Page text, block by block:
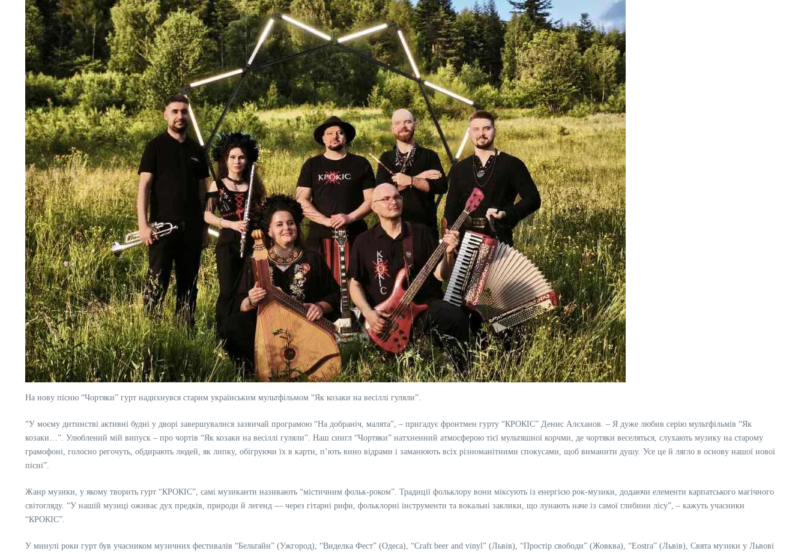
На нову пісню “Чортяки” гурт надихнувся старим українським мультфільмом “Як козаки на весіллі гуляли”.
“У моєму дитинстві активні будні у дворі завершувалися зазвичай програмою “На добраніч, малята”, – пригадує фронтмен гурту “КРОКІС” Денис Алєханов. – Я дуже любив серію мультфільмів “Як
козаки…”. Улюблений мій випуск – про чортів “Як козаки на весіллі гуляли”. Наш сингл “Чортяки” натхненний атмосферою тієї мультяшної корчми, де чортяки веселяться, слухають музику на старому
грамофоні, голосно регочуть, обдирають людей, як липку, обігруючи їх в карти, п’ють вино відрами і заманюють всіх різноманітними спокусами, щоб виманити душу. Усе це й лягло в основу нашої нової
пісні”.
Жанр музики, у якому творить гурт “КРОКІС”, самі музиканти називають “містичним фольк-роком”. Традиції фольклору вони міксують із енергією рок-музики, додаючи елементи карпатського магічного
світогляду. “У нашій музиці оживає дух предків, природи й легенд — через гітарні рифи, фольклорні інструменти та вокальні заклики, що лунають наче із самої глибини лісу”, – кажуть учасники
“КРОКІС”.
У минулі роки гурт був учасником музичних фестивалів “Бельтайн” (Ужгород), “Виделка Фест” (Одеса), “Craft beer and vinyl” (Львів), “Простір свободи” (Жовква), “Eostra” (Львів), Свята музики у Львові